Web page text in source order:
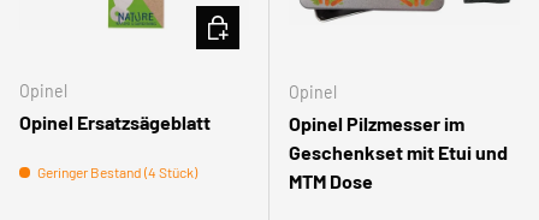
Opinel
Opinel Ersatzsägeblatt
Geringer Bestand (4 Stück)
IN DEN WARENKORB
Opinel
Opinel Pilzmesser im
Geschenkset mit Etui und
MTM Dose